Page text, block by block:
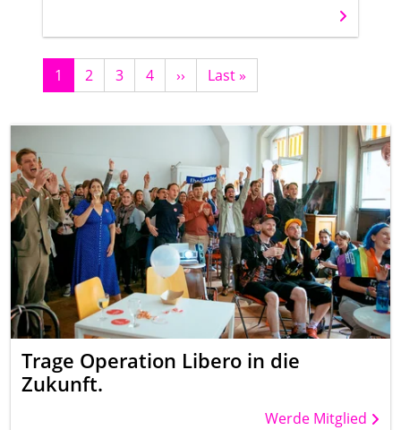
1 2 3 4
Nächste
Seite
››
Letzte
Seite
Last »
Trage Operation Libero in die
Zukunft.
Werde Mitglied